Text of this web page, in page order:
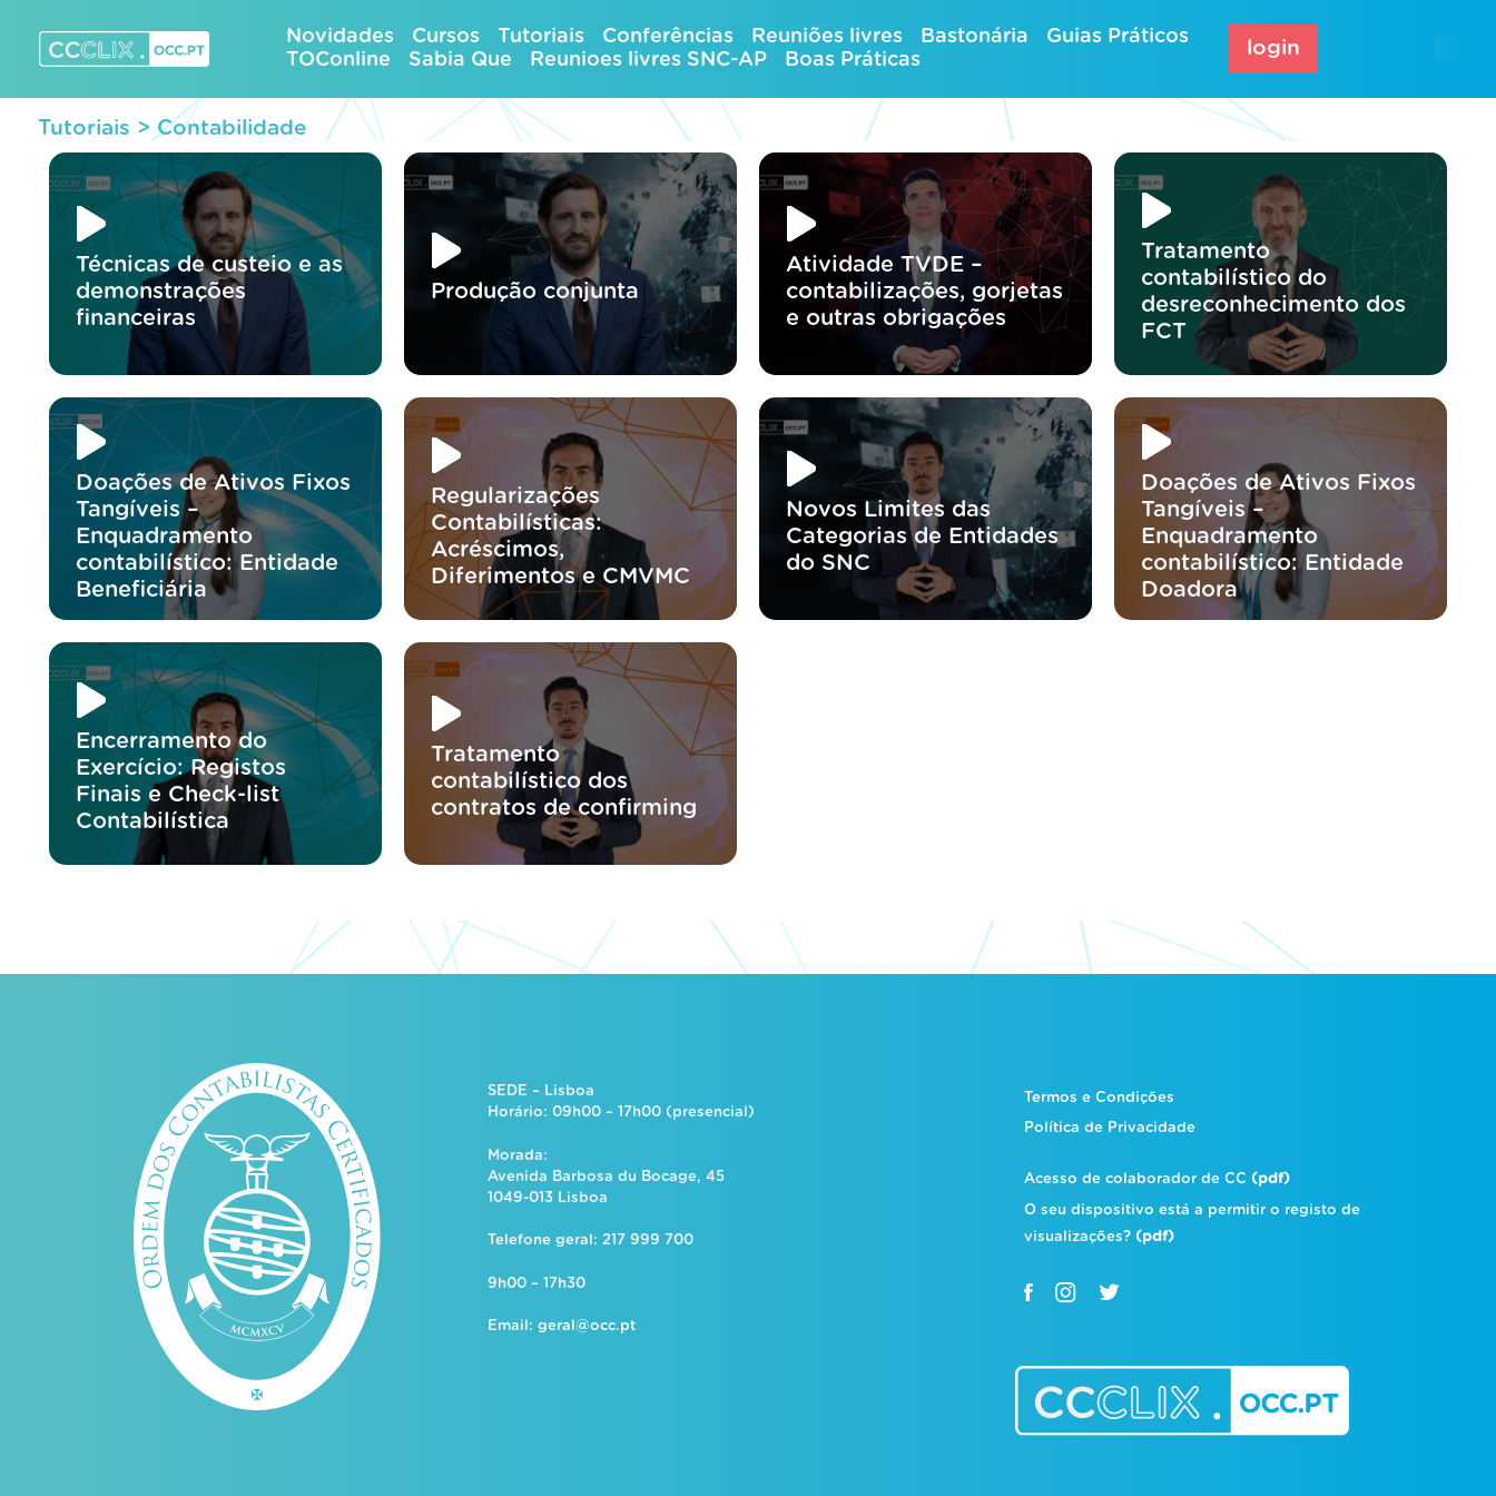
content
Novidades Cursos Tutoriais Conferências Reuniões livres Bastonária
Guias Práticos
TOConline
Sabia Que Reunioes livres SNC-AP Boas Práticas
login
Tutoriais > Contabilidade
Técnicas de custeio e as
demonstrações
financeiras
Produção conjunta
Atividade TVDE –
contabilizações, gorjetas
e outras obrigações
Tratamento
contabilístico do
desreconhecimento dos
FCT
Doações de Ativos Fixos
Tangíveis –
Enquadramento
contabilístico: Entidade
Beneficiária
Regularizações
Contabilísticas:
Acréscimos,
Diferimentos e CMVMC
Novos Limites das
Categorias de Entidades
do SNC
Doações de Ativos Fixos
Tangíveis –
Enquadramento
contabilístico: Entidade
Doadora
Encerramento do
Exercício: Registos
Finais e Check-list
Contabilística
Tratamento
contabilístico dos
contratos de confirming
SEDE – Lisboa
Horário: 09h00 – 17h00 (presencial)
Morada:
Avenida Barbosa du Bocage, 45
1049-013 Lisboa
Telefone geral: 217 999 700
9h00 – 17h30
Email: geral@occ.pt
Termos e Condições
Política de Privacidade
Acesso de colaborador de CC (pdf)
O seu dispositivo está a permitir o registo de
visualizações? (pdf)